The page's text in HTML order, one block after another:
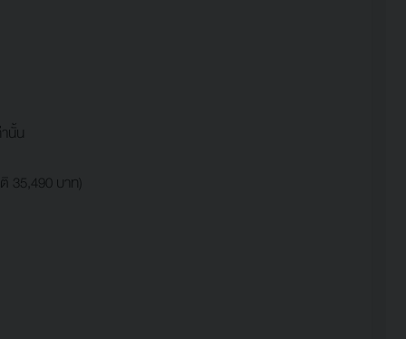
นั้น
35,490 บาท)